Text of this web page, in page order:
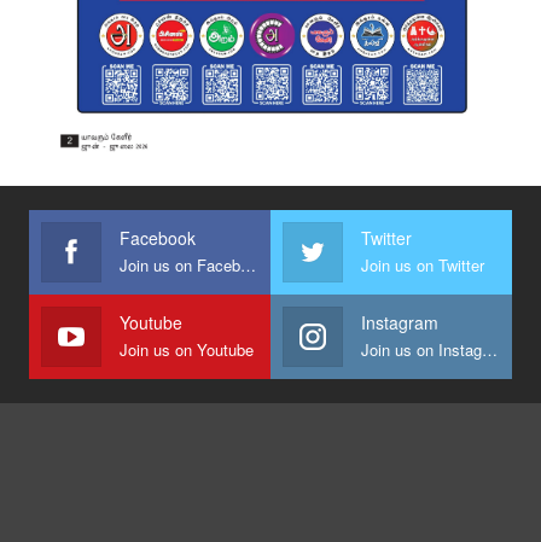
Facebook
Join us on Facebook
Twitter
Join us on Twitter
Youtube
Join us on Youtube
Instagram
Join us on Instagram